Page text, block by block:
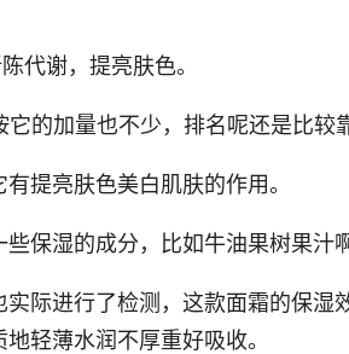
代谢，提亮肤色。
的加量也不少，排名呢还是比较
提亮肤色美白肌肤的作用。
保湿的成分，比如牛油果树果汁
际进行了检测，这款面霜的保湿
轻薄水润不厚重好吸收。